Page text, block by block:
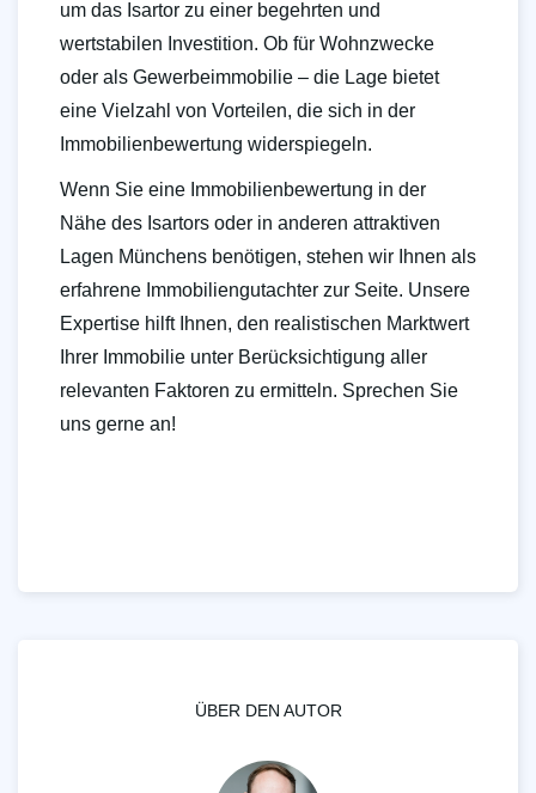
um das Isartor zu einer begehrten und
wertstabilen Investition. Ob für Wohnzwecke
oder als Gewerbeimmobilie – die Lage bietet
eine Vielzahl von Vorteilen, die sich in der
Immobilienbewertung widerspiegeln.
Wenn Sie eine Immobilienbewertung in der
Nähe des Isartors oder in anderen attraktiven
Lagen Münchens benötigen, stehen wir Ihnen als
erfahrene Immobiliengutachter zur Seite. Unsere
Expertise hilft Ihnen, den realistischen Marktwert
Ihrer Immobilie unter Berücksichtigung aller
relevanten Faktoren zu ermitteln. Sprechen Sie
uns gerne an!
ÜBER DEN AUTOR